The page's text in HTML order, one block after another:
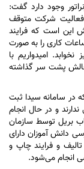
وجود دارد گفت:
فعالیت شرکت متوقف
این است که فرایند
کاری را به صورت
امیدواریم با
پشت سر گذاشته
در سامانه سیدا ثبت
و در حال انجام
بریل توسط سازمان
دانش آموزان دارای
و فرایند چاپ و
انجام می‌شود.